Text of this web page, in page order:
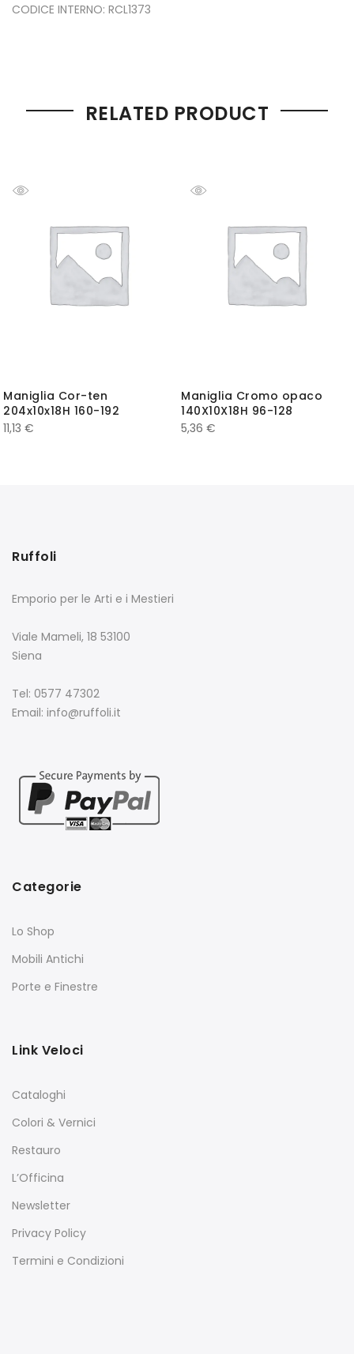
CODICE INTERNO: RCL1373
RELATED PRODUCT
Maniglia Cor-ten
204x10x18H 160-192
11,13 €
Maniglia Cromo opaco
140X10X18H 96-128
5,36 €
Ruffoli
Emporio per le Arti e i Mestieri
Viale Mameli, 18 53100
Siena
Tel: 0577 47302
Email: info@ruffoli.it
Categorie
Lo Shop
Mobili Antichi
Porte e Finestre
Link Veloci
Cataloghi
Colori & Vernici
Restauro
L’Officina
Newsletter
Privacy Policy
Termini e Condizioni